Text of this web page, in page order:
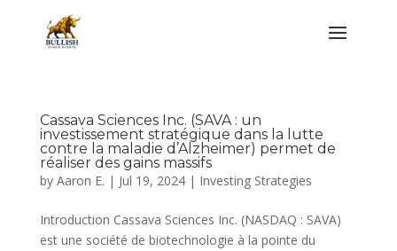
Cassava Sciences Inc. (SAVA : un
investissement stratégique dans la lutte
contre la maladie d’Alzheimer) permet de
réaliser des gains massifs
by Aaron E. | Jul 19, 2024| Investing Strategies
Introduction Cassava Sciences Inc. (NASDAQ : SAVA)
est une société de biotechnologie à la pointe du